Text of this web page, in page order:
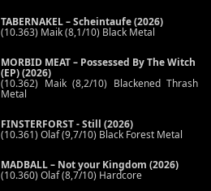
TABERNAKEL – Scheintaufe (2026)
(10.363) Maik (8,1/10) Black Metal
MORBID MEAT – Possessed By The Witch
(EP) (2026)
(10.362) Maik (8,2/10) Blackened Thrash
Metal
FINSTERFORST - Still (2026)
(10.361) Olaf (9,7/10) Black Forest Metal
MADBALL – Not your Kingdom (2026)
(10.360) Olaf (8,7/10) Hardcore